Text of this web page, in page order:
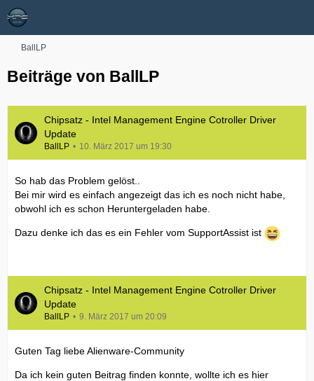
BallLP
Beiträge von BallLP
Chipsatz - Intel Management Engine Cotroller Driver
Update
BallLP 10. März 2017 um 19:30
So hab das Problem gelöst..
Bei mir wird es einfach angezeigt das ich es noch nicht habe,
obwohl ich es schon Heruntergeladen habe.
Dazu denke ich das es ein Fehler vom SupportAssist ist
Chipsatz - Intel Management Engine Cotroller Driver
Update
BallLP 9. März 2017 um 20:09
Guten Tag liebe Alienware-Community
Da ich kein guten Beitrag finden konnte, wollte ich es hier